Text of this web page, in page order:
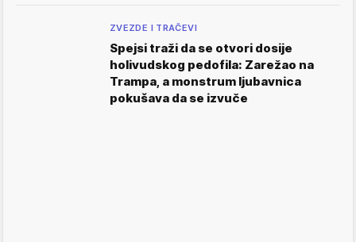
ZVEZDE I TRAČEVI
Spejsi traži da se otvori dosije
holivudskog pedofila: Zarežao na
Trampa, a monstrum ljubavnica
pokušava da se izvuče